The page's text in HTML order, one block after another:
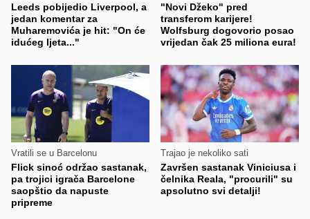
Leeds pobijedio Liverpool, a
jedan komentar za
Muharemovića je hit: "On će
idućeg ljeta..."
"Novi Džeko" pred
transferom karijere!
Wolfsburg dogovorio posao
vrijedan čak 25 miliona eura!
Vratili se u Barcelonu
Flick sinoć održao sastanak,
pa trojici igrača Barcelone
saopštio da napuste
pripreme
Trajao je nekoliko sati
Završen sastanak Viniciusa i
čelnika Reala, "procurili" su
apsolutno svi detalji!